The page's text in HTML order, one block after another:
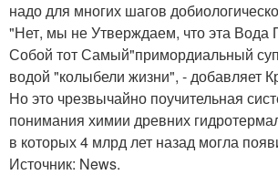
надо для многих шагов
"Нет, мы не Утверждаем, что эта Вода
Собой тот Самый"примордиальный
водой "колыбели жизни", - добавляет
Но это чрезвычайно поучительная
понимания химии древних
в которых 4 млрд лет назад могла
Источник: News.